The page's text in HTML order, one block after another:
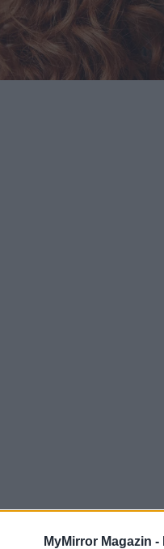
MyMirror Magazin -